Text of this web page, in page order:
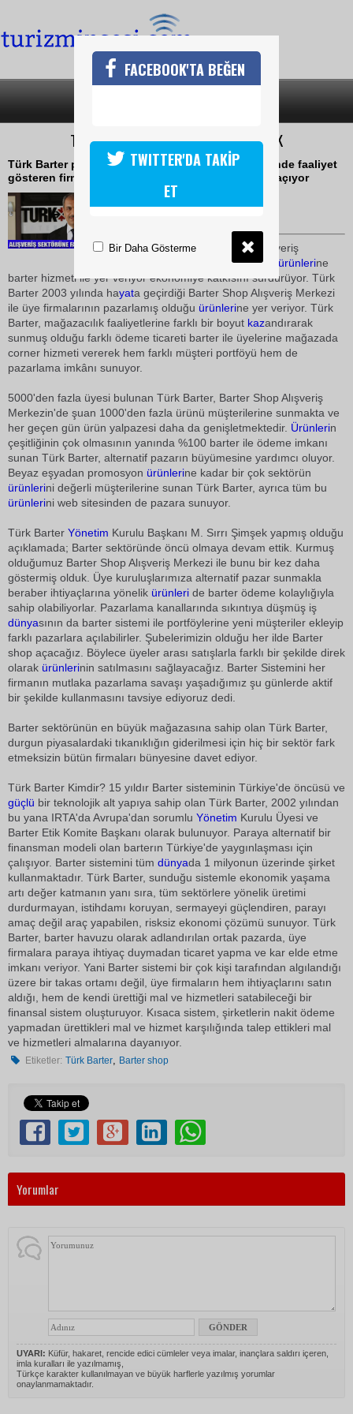
TÜRK BARTERDEN EKONOMİYE DESTEK
Türk Barter perakende ve toptan alışveriş sektöründe faaliyet
gösteren firmalara alternatif pazarlamanın yolunu açıyor
14 Mayıs 2010 / 16:51
Türk Barter, Barter shop alışveriş
merkezinde üye kuruluşların ürünlerine
barter hizmeti ile yer veriyor ekonomiye katkısını sürdürüyor. Türk
Barter 2003 yılında hayata geçirdiği Barter Shop Alışveriş Merkezi
ile üye firmalarının pazarlamış olduğu ürünlerine yer veriyor. Türk
Barter, mağazacılık faaliyetlerine farklı bir boyut kazandırarak
sunmuş olduğu farklı ödeme ticareti barter ile üyelerine mağazada
corner hizmeti vererek hem farklı müşteri portföyü hem de
pazarlama imkânı sunuyor.
5000'den fazla üyesi bulunan Türk Barter, Barter Shop Alışveriş
Merkezin'de şuan 1000'den fazla ürünü müşterilerine sunmakta ve
her geçen gün ürün yalpazesi daha da genişletmektedir. Ürünlerin
çeşitliğinin çok olmasının yanında %100 barter ile ödeme imkanı
sunan Türk Barter, alternatif pazarın büyümesine yardımcı oluyor.
Beyaz eşyadan promosyon ürünlerine kadar bir çok sektörün
ürünlerini değerli müşterilerine sunan Türk Barter, ayrıca tüm bu
ürünlerini web sitesinden de pazara sunuyor.
Türk Barter Yönetim Kurulu Başkanı M. Sırrı Şimşek yapmış olduğu
açıklamada; Barter sektöründe öncü olmaya devam ettik. Kurmuş
olduğumuz Barter Shop Alışveriş Merkezi ile bunu bir kez daha
göstermiş olduk. Üye kuruluşlarımıza alternatif pazar sunmakla
beraber ihtiyaçlarına yönelik ürünleri de barter ödeme kolaylığıyla
sahip olabiliyorlar. Pazarlama kanallarında sıkıntıya düşmüş iş
dünyasının da barter sistemi ile portföylerine yeni müşteriler ekleyip
farklı pazarlara açılabilirler. Şubelerimizin olduğu her ilde Barter
shop açacağız. Böylece üyeler arası satışlarla farklı bir şekilde direk
olarak ürünlerinin satılmasını sağlayacağız. Barter Sistemini her
firmanın mutlaka pazarlama savaşı yaşadığımız şu günlerde aktif
bir şekilde kullanmasını tavsiye ediyoruz dedi.
Barter sektörünün en büyük mağazasına sahip olan Türk Barter,
durgun piyasalardaki tıkanıklığın giderilmesi için hiç bir sektör fark
etmeksizin bütün firmaları bünyesine davet ediyor.
Türk Barter Kimdir? 15 yıldır Barter sisteminin Türkiye'de öncüsü ve
güçlü bir teknolojik alt yapıya sahip olan Türk Barter, 2002 yılından
bu yana IRTA'da Avrupa'dan sorumlu Yönetim Kurulu Üyesi ve
Barter Etik Komite Başkanı olarak bulunuyor. Paraya alternatif bir
finansman modeli olan barterın Türkiye'de yaygınlaşması için
çalışıyor. Barter sistemini tüm dünyada 1 milyonun üzerinde şirket
kullanmaktadır. Türk Barter, sunduğu sistemle ekonomik yaşama
artı değer katmanın yanı sıra, tüm sektörlere yönelik üretimi
durdurmayan, istihdamı koruyan, sermayeyi güçlendiren, parayı
amaç değil araç yapabilen, risksiz ekonomi çözümü sunuyor. Türk
Barter, barter havuzu olarak adlandırılan ortak pazarda, üye
firmalara paraya ihtiyaç duymadan ticaret yapma ve kar elde etme
imkanı veriyor. Yani Barter sistemi bir çok kişi tarafından algılandığı
üzere bir takas ortamı değil, üye firmaların hem ihtiyaçlarını satın
aldığı, hem de kendi ürettiği mal ve hizmetleri satabileceği bir
finansal sistem oluşturuyor. Kısaca sistem, şirketlerin nakit ödeme
yapmadan ürettikleri mal ve hizmet karşılığında talep ettikleri mal
ve hizmetleri almalarına dayanıyor.
Etiketler: Türk Barter, Barter shop
Yorumlar
UYARI: Küfür, hakaret, rencide edici cümleler veya imalar, inançlara saldırı içeren,
imla kuralları ile yazılmamış,
Türkçe karakter kullanılmayan ve büyük harflerle yazılmış yorumlar
onaylanmamaktadır.
FACEBOOK'TA BEĞEN
TWITTER'DA TAKİP
ET
Bir Daha Gösterme